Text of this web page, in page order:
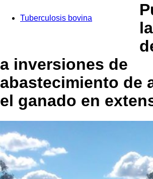
Tuberculosis bovina
a inversiones de
abastecimiento de
el ganado en